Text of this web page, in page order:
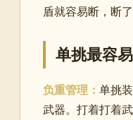
盾就容易断，断
单挑最容
负重管理： 单挑
武器。打着打着